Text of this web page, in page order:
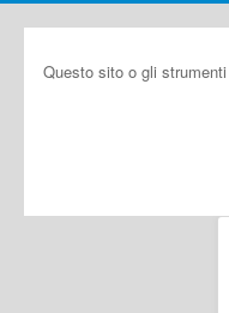
Questo sito o gli